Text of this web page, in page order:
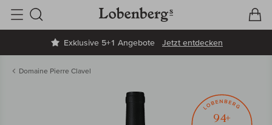
Exklusive 5+1 Angebote Jetzt entdecken
Suche
Domaine Pierre Clavel
94+